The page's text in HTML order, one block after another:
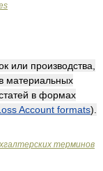
или производства,
материальных
в формах
Account formats).
терминов